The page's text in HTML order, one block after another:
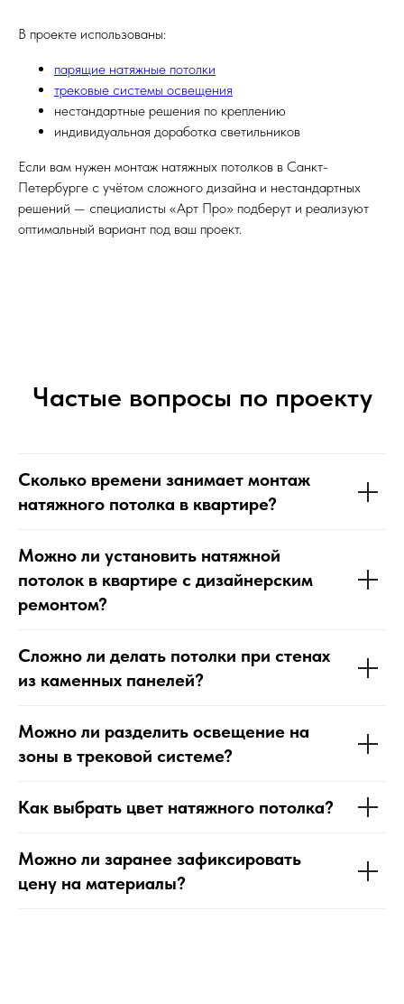
В проекте использованы:
парящие натяжные потолки
трековые системы освещения
нестандартные решения по креплению
индивидуальная доработка светильников
Если вам нужен монтаж натяжных потолков в Санкт-
Петербурге с учётом сложного дизайна и нестандартных
решений — специалисты «Арт Про» подберут и реализуют
оптимальный вариант под ваш проект.
Частые вопросы по проекту
Сколько времени занимает монтаж
натяжного потолка в квартире?
Можно ли установить натяжной
потолок в квартире с дизайнерским
ремонтом?
Сложно ли делать потолки при стенах
из каменных панелей?
Можно ли разделить освещение на
зоны в трековой системе?
Как выбрать цвет натяжного потолка?
Можно ли заранее зафиксировать
цену на материалы?